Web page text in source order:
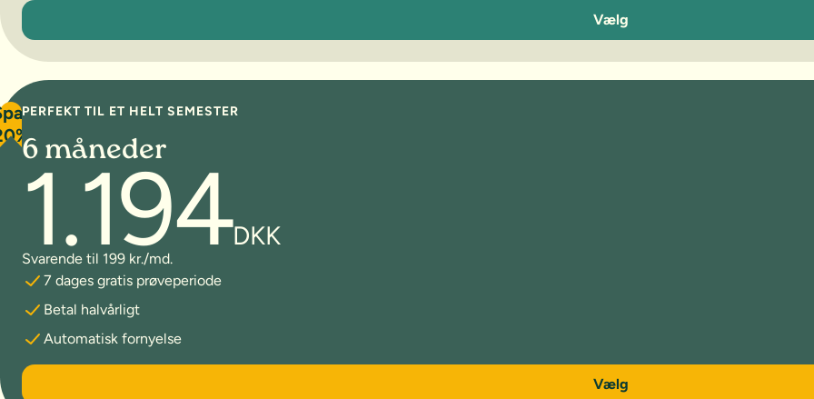
3 måneder
Vælg
PERFEKT TIL ET HELT SEMESTER
6 måneder
1.194DKK
Svarende til 199 kr./md.
7 dages gratis prøveperiode
Betal halvårligt
Automatisk fornyelse
6 måneder
Vælg